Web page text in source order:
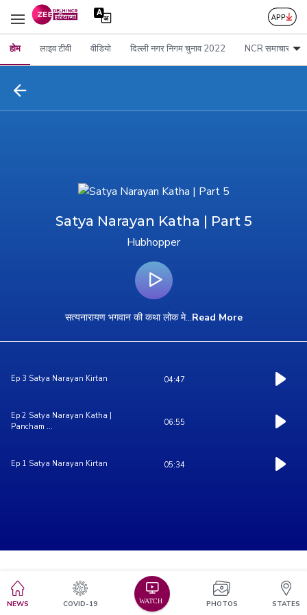
होम लाइव टीवी वीडियो दिल्ली नगर निगम चुनाव 2022 NCR समाचार
Satya Narayan Katha | Part 5
Hubhopper
सत्यनारायण भगवान की कथा लोक मे...Read More
Ep 3 Satya Narayan Kirtan 04:47
Ep 2 Satya Narayan Katha |
Pancham ...
06:55
Ep 1 Satya Narayan Kirtan 05:34
NEWS COVID-19 PHOTOS STATES